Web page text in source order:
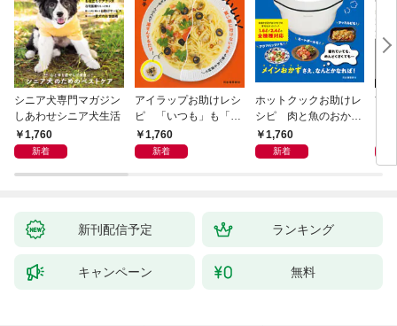
シニア犬専門マガジン
しあわせシニア犬生活
1,760
新着
アイラップお助けレシ
ピ 「いつも」も「も
しも」もおいしい！
1,760
新着
ホットクックお助けレ
シピ 肉と魚のおか
ず 少ない材料＆調味
料で、あとはスイッチ
1,760
新着
首
リ
昇
新刊配信予定 ランキング
キャンペーン 無料